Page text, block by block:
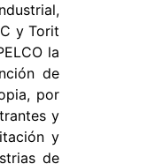
y Torit
la
de
por
y
y
de